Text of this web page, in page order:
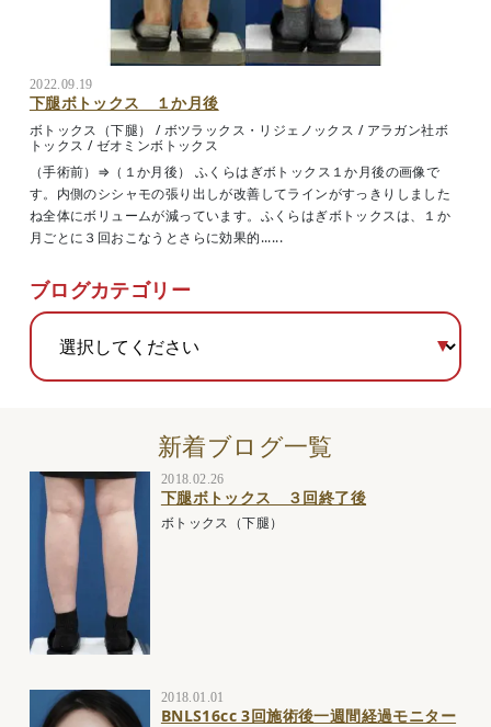
2022.09.19
下腿ボトックス １か月後
ボトックス（下腿） /ボツラックス・リジェノックス / アラガン社ボ
トックス /ゼオミンボトックス
（手術前）⇒（１か月後） ふくらはぎボトックス１か月後の画像で
す。内側のシシャモの張り出しが改善してラインがすっきりしました
ね全体にボリュームが減っています。ふくらはぎボトックスは、１か
月ごとに３回おこなうとさらに効果的......
ブログカテゴリー
新着ブログ一覧
2018.02.26
下腿ボトックス ３回終了後
ボトックス（下腿）
2018.01.01
BNLS16cc 3回施術後一週間経過モニター